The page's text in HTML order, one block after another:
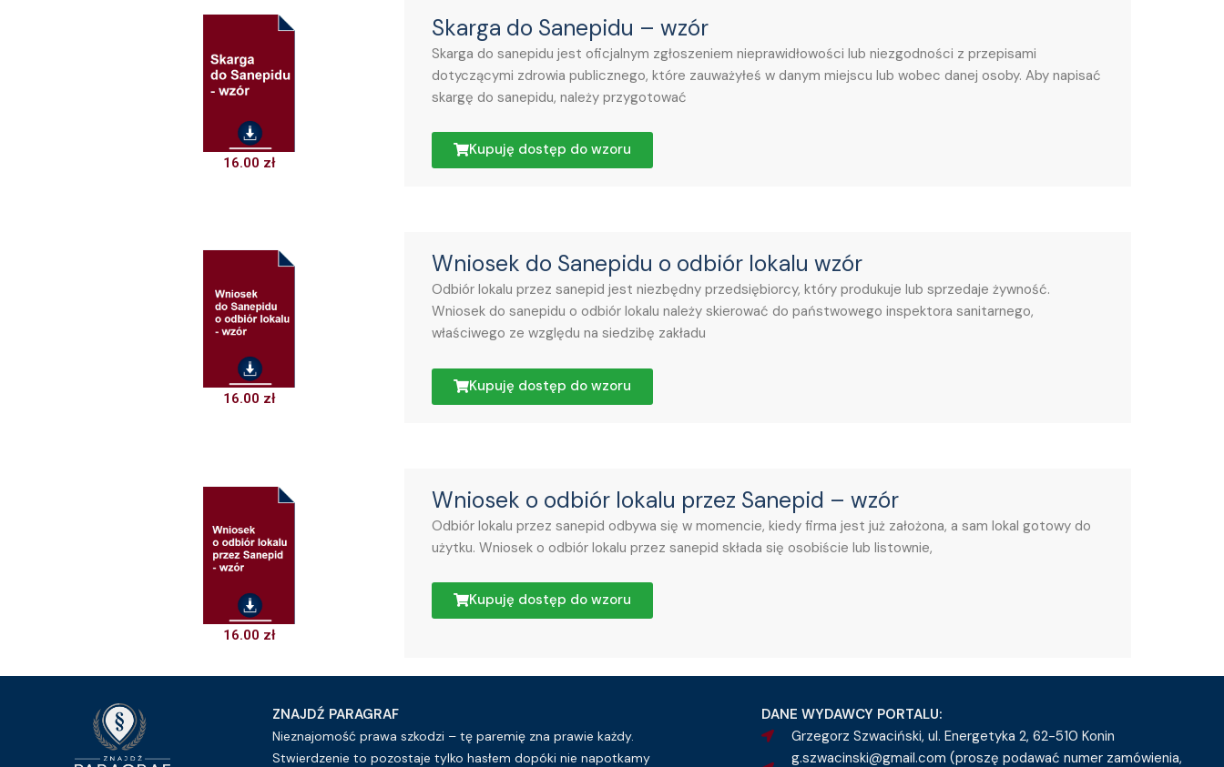
16.00 zł
Skarga do Sanepidu – wzór
Skarga do sanepidu jest oficjalnym zgłoszeniem nieprawidłowości lub niezgodności z przepisami
dotyczącymi zdrowia publicznego, które zauważyłeś w danym miejscu lub wobec danej osoby. Aby napisać
skargę do sanepidu, należy przygotować
Kupuję dostęp do wzoru
16.00 zł
Wniosek do Sanepidu o odbiór lokalu wzór
Odbiór lokalu przez sanepid jest niezbędny przedsiębiorcy, który produkuje lub sprzedaje żywność.
Wniosek do sanepidu o odbiór lokalu należy skierować do państwowego inspektora sanitarnego,
właściwego ze względu na siedzibę zakładu
Kupuję dostęp do wzoru
16.00 zł
Wniosek o odbiór lokalu przez Sanepid – wzór
Odbiór lokalu przez sanepid odbywa się w momencie, kiedy firma jest już założona, a sam lokal gotowy do
użytku. Wniosek o odbiór lokalu przez sanepid składa się osobiście lub listownie,
Kupuję dostęp do wzoru
ZNAJDŹ PARAGRAF
Nieznajomość prawa szkodzi – tę paremię zna prawie każdy.
Stwierdzenie to pozostaje tylko hasłem dopóki nie napotkamy
DANE WYDAWCY PORTALU:
Grzegorz Szwaciński, ul. Energetyka 2, 62-510 Konin
g.szwacinski@gmail.com (proszę podawać numer zamówienia,